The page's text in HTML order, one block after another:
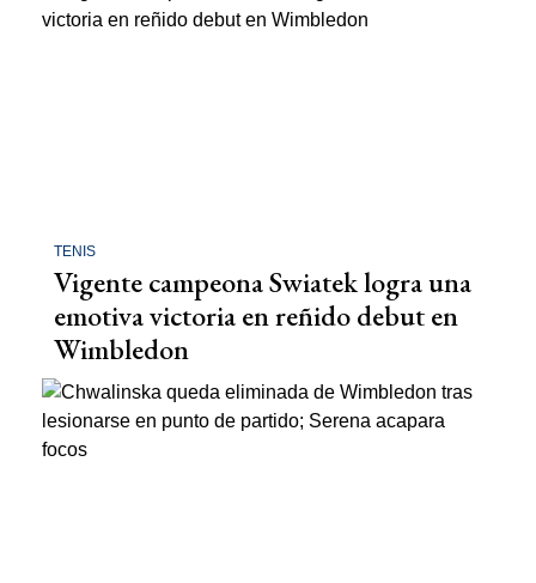
TENIS
Vigente campeona Swiatek logra una
emotiva victoria en reñido debut en
Wimbledon